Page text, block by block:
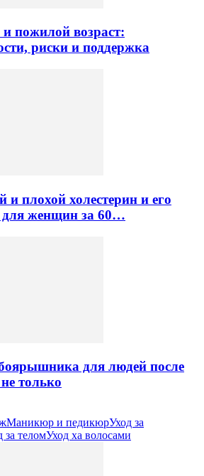
и пожилой возраст:
риски и поддержка
плохой холестерин и его
для женщин за 60…
для людей после
только
Маникюр и педикюрУход за
за теломУход ха волосами